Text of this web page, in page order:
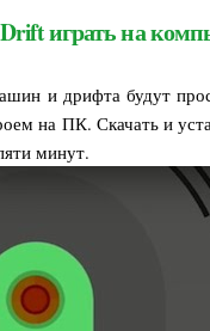
играть на
и дрифта будут
на ПК. Скачать и
минут.